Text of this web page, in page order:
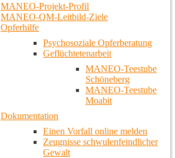
MANEO-Projekt-Profil
MANEO-QM-Leitbild-Ziele
Opferhilfe
Psychosoziale Opferberatung
Geflüchtetenarbeit
MANEO-Teestube
Schöneberg
MANEO-Teestube
Moabit
Dokumentation
Einen Vorfall online melden
Zeugnisse schwulenfeindlicher
Gewalt